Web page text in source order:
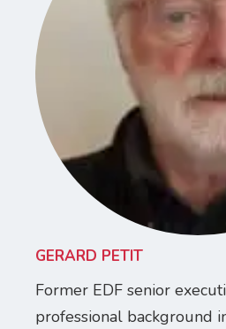
GERARD PETIT
Former EDF senior
professional background